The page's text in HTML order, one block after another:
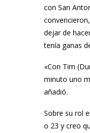
con San
dejar de
tenía ganas
«Con Tim
minuto uno
añadió.
Sobre su rol
o 23 y creo